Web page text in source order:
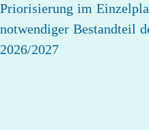
Priorisierung im
notwendiger Bestandteil
2026/2027